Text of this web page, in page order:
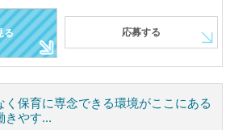
る 応募する
保育に専念できる環境がここにある
やす...